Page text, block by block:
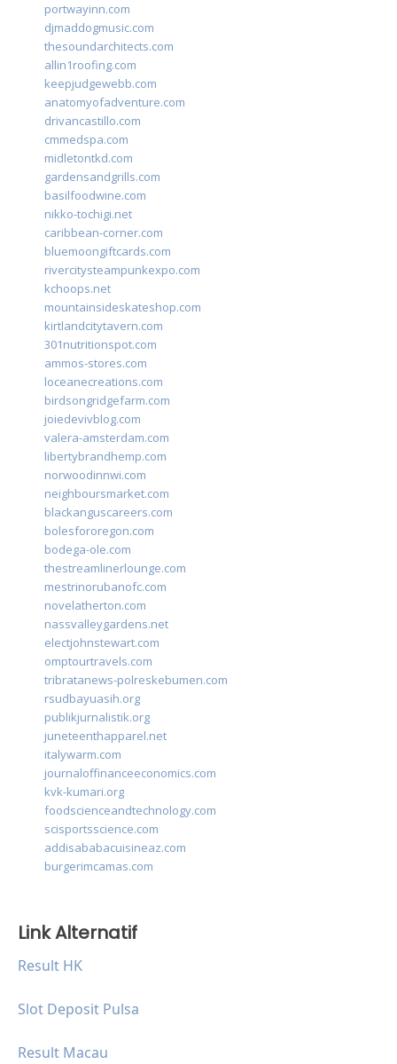
portwayinn.com
djmaddogmusic.com
thesoundarchitects.com
allin1roofing.com
keepjudgewebb.com
anatomyofadventure.com
drivancastillo.com
cmmedspa.com
midletontkd.com
gardensandgrills.com
basilfoodwine.com
nikko-tochigi.net
caribbean-corner.com
bluemoongiftcards.com
rivercitysteampunkexpo.com
kchoops.net
mountainsideskateshop.com
kirtlandcitytavern.com
301nutritionspot.com
ammos-stores.com
loceanecreations.com
birdsongridgefarm.com
joiedevivblog.com
valera-amsterdam.com
libertybrandhemp.com
norwoodinnwi.com
neighboursmarket.com
blackanguscareers.com
bolesfororegon.com
bodega-ole.com
thestreamlinerlounge.com
mestrinorubanofc.com
novelatherton.com
nassvalleygardens.net
electjohnstewart.com
omptourtravels.com
tribratanews-polreskebumen.com
rsudbayuasih.org
publikjurnalistik.org
juneteenthapparel.net
italywarm.com
journaloffinanceeconomics.com
kvk-kumari.org
foodscienceandtechnology.com
scisportsscience.com
addisababacuisineaz.com
burgerimcamas.com
Link Alternatif
Result HK
Slot Deposit Pulsa
Result Macau